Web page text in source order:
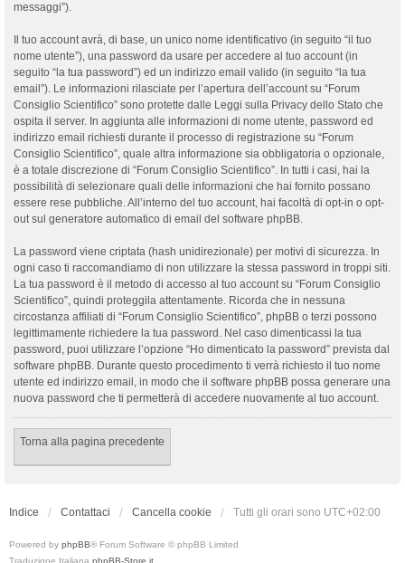
messaggi”).
Il tuo account avrà, di base, un unico nome identificativo (in seguito “il tuo
nome utente”), una password da usare per accedere al tuo account (in
seguito “la tua password”) ed un indirizzo email valido (in seguito “la tua
email”). Le informazioni rilasciate per l’apertura dell’account su “Forum
Consiglio Scientifico” sono protette dalle Leggi sulla Privacy dello Stato che
ospita il server. In aggiunta alle informazioni di nome utente, password ed
indirizzo email richiesti durante il processo di registrazione su “Forum
Consiglio Scientifico”, quale altra informazione sia obbligatoria o opzionale,
è a totale discrezione di “Forum Consiglio Scientifico”. In tutti i casi, hai la
possibilità di selezionare quali delle informazioni che hai fornito possano
essere rese pubbliche. All’interno del tuo account, hai facoltà di opt-in o opt-
out sul generatore automatico di email del software phpBB.
La password viene criptata (hash unidirezionale) per motivi di sicurezza. In
ogni caso ti raccomandiamo di non utilizzare la stessa password in troppi siti.
La tua password è il metodo di accesso al tuo account su “Forum Consiglio
Scientifico”, quindi proteggila attentamente. Ricorda che in nessuna
circostanza affiliati di “Forum Consiglio Scientifico”, phpBB o terzi possono
legittimamente richiedere la tua password. Nel caso dimenticassi la tua
password, puoi utilizzare l’opzione “Ho dimenticato la password” prevista dal
software phpBB. Durante questo procedimento ti verrà richiesto il tuo nome
utente ed indirizzo email, in modo che il software phpBB possa generare una
nuova password che ti permetterà di accedere nuovamente al tuo account.
Torna alla pagina precedente
Indice Contattaci Cancella cookie Tutti gli orari sono UTC+02:00
Powered by phpBB® Forum Software © phpBB Limited
Traduzione Italiana phpBB-Store.it